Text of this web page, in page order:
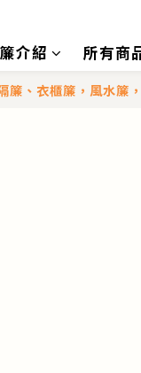
介紹 所有商
、衣櫃簾，風水簾，